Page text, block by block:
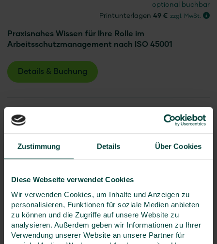
Zustimmung Details Über Cookies
Diese Webseite verwendet Cookies
Wir verwenden Cookies, um Inhalte und Anzeigen zu
personalisieren, Funktionen für soziale Medien anbieten
zu können und die Zugriffe auf unsere Website zu
analysieren. Außerdem geben wir Informationen zu Ihrer
Verwendung unserer Website an unsere Partner für
optional buchbar
Printunterlagen 49 € zzgl. MwSt.
Praxisnahes Wissen für Ihre Rolle im
Arbeitsschutzmanagement nach ISO 45001
Details & Buchung
Grundlagen Managementsysteme
Arbeitsschutzmanagementsysteme –
Grundlagen und Anwendungsbereiche
325 € zzgl. MwSt.
Sie möchten die gesetzlichen Anforderungen im